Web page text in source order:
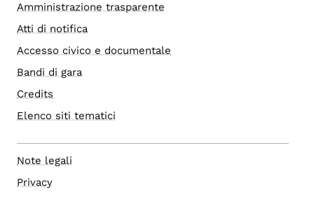
Amministrazione trasparente
Atti di notifica
Accesso civico e documentale
Bandi di gara
Credits
Elenco siti tematici
Note legali
Privacy